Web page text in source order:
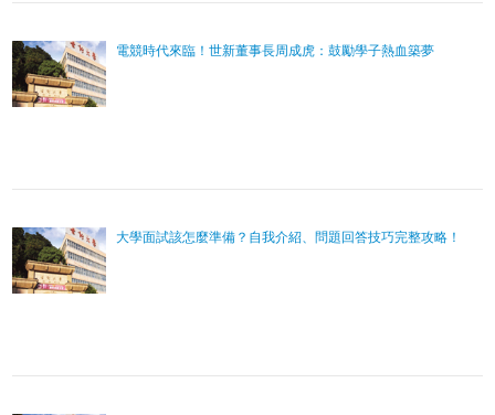
電競時代來臨！世新董事長周成虎：鼓勵學子熱血築夢
大學面試該怎麼準備？自我介紹、問題回答技巧完整攻略！